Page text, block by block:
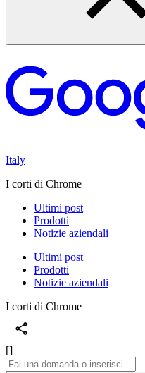
Italy
I corti di Chrome
Ultimi post
Prodotti
Notizie aziendali
Ultimi post
Prodotti
Notizie aziendali
I corti di Chrome
[]